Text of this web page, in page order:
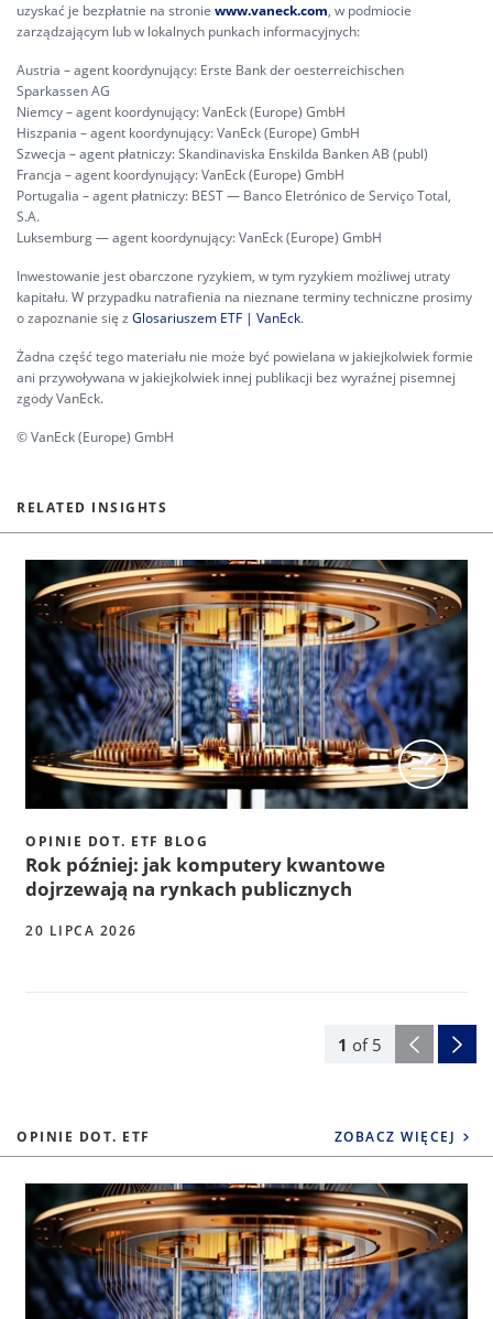
uzyskać je bezpłatnie na stronie www.vaneck.com, w podmiocie
zarządzającym lub w lokalnych punkach informacyjnych:
Austria – agent koordynujący: Erste Bank der oesterreichischen
Sparkassen AG
Niemcy – agent koordynujący: VanEck (Europe) GmbH
Hiszpania – agent koordynujący: VanEck (Europe) GmbH
Szwecja – agent płatniczy: Skandinaviska Enskilda Banken AB (publ)
Francja – agent koordynujący: VanEck (Europe) GmbH
Portugalia – agent płatniczy: BEST — Banco Eletrónico de Serviço Total,
S.A.
Luksemburg — agent koordynujący: VanEck (Europe) GmbH
Inwestowanie jest obarczone ryzykiem, w tym ryzykiem możliwej utraty
kapitału. W przypadku natrafienia na nieznane terminy techniczne prosimy
o zapoznanie się z Glosariuszem ETF | VanEck.
Żadna część tego materiału nie może być powielana w jakiejkolwiek formie
ani przywoływana w jakiejkolwiek innej publikacji bez wyraźnej pisemnej
zgody VanEck.
© VanEck (Europe) GmbH
RELATED INSIGHTS
1 of 5
OPINIE DOT. ETF BLOG
Rok później: jak komputery kwantowe
dojrzewają na rynkach publicznych
20 LIPCA 2026
OPINIE DOT. ETF ZOBACZ WIĘCEJ